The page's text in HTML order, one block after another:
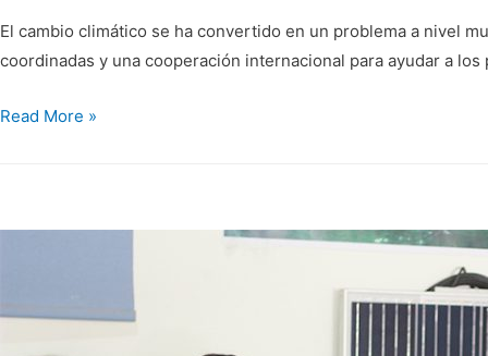
El cambio climático se ha convertido en un problema a nivel
coordinadas y una cooperación internacional para ayudar a
Acuerdo
de
el
cambio
Read More »